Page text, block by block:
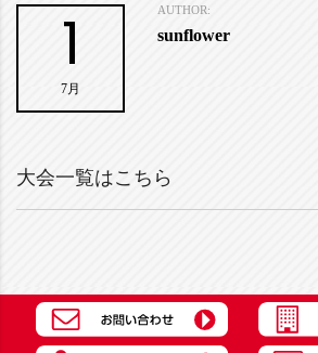
1
7月
AUTHOR:
sunflower
大会一覧はこちら